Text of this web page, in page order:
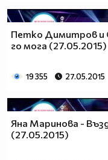
Петко Димитров и
го мога (27.05.2015)
19 355 27.05.2015
Яна Маринова -
(27.05.2015)